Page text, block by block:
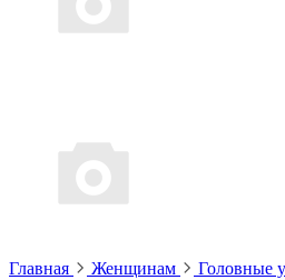
Главная Женщинам Головные